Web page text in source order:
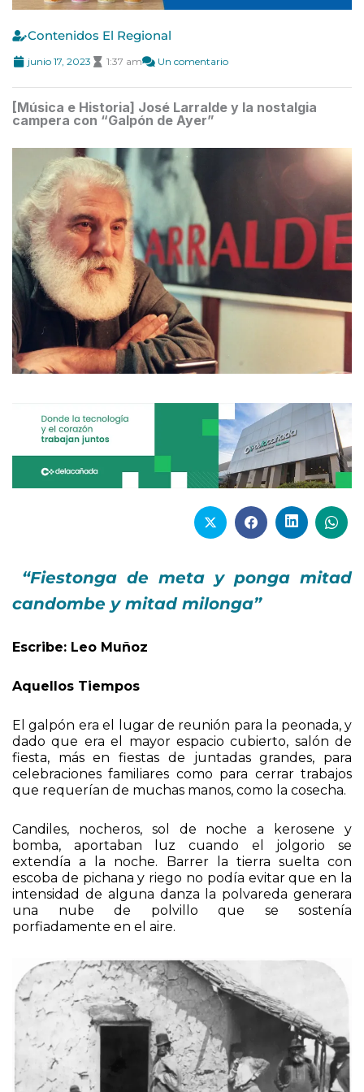
Contenidos El Regional
junio 17, 2023 1:37 am Un comentario
[Música e Historia] José Larralde y la nostalgia
campera con “Galpón de Ayer”
“Fiestonga de meta y ponga mitad
candombe y mitad milonga”
Escribe: Leo Muñoz
Aquellos Tiempos
El galpón era el lugar de reunión para la peonada, y
dado que era el mayor espacio cubierto, salón de
fiesta, más en fiestas de juntadas grandes, para
celebraciones familiares como para cerrar trabajos
que requerían de muchas manos, como la cosecha.
Candiles, nocheros, sol de noche a kerosene y
bomba, aportaban luz cuando el jolgorio se
extendía a la noche. Barrer la tierra suelta con
escoba de pichana y riego no podía evitar que en la
intensidad de alguna danza la polvareda generara
una nube de polvillo que se sostenía
porfiadamente en el aire.